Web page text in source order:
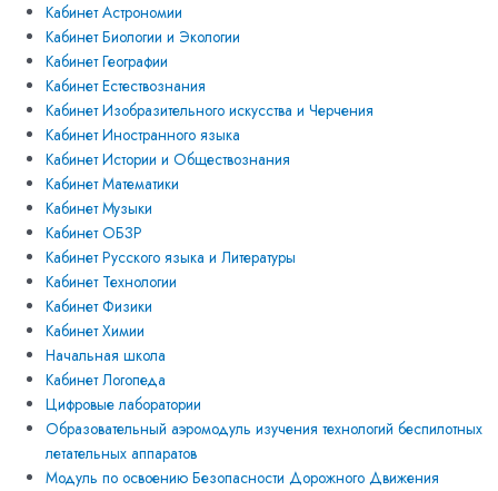
Кабинет Астрономии
Кабинет Биологии и Экологии
Кабинет Географии
Кабинет Естествознания
Кабинет Изобразительного искусства и Черчения
Кабинет Иностранного языка
Кабинет Истории и Обществознания
Кабинет Математики
Кабинет Музыки
Кабинет ОБЗР
Кабинет Русского языка и Литературы
Кабинет Технологии
Кабинет Физики
Кабинет Химии
Начальная школа
Кабинет Логопеда
Цифровые лаборатории
Образовательный аэромодуль изучения технологий беспилотных
летательных аппаратов
Модуль по освоению Безопасности Дорожного Движения